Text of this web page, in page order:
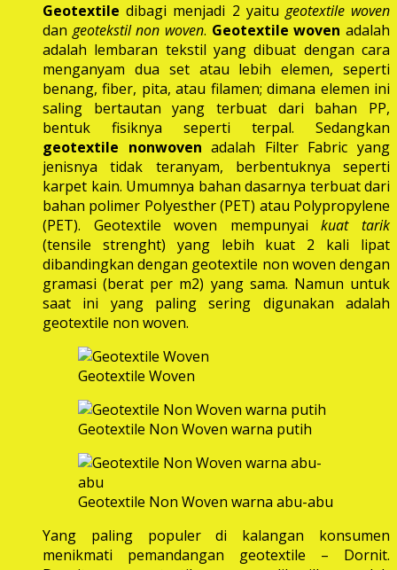
Geotextile dibagi menjadi 2 yaitu geotextile woven
dan geotekstil non woven. Geotextile woven adalah
adalah lembaran tekstil yang dibuat dengan cara
menganyam dua set atau lebih elemen, seperti
benang, fiber, pita, atau filamen; dimana elemen ini
saling bertautan yang terbuat dari bahan PP,
bentuk fisiknya seperti terpal. Sedangkan
geotextile nonwoven adalah Filter Fabric yang
jenisnya tidak teranyam, berbentuknya seperti
karpet kain. Umumnya bahan dasarnya terbuat dari
bahan polimer Polyesther (PET) atau Polypropylene
(PET). Geotextile woven mempunyaikuat tarik
(tensile strenght) yang lebih kuat 2 kali lipat
dibandingkan dengan geotextile non woven dengan
gramasi (berat per m2) yang sama. Namun untuk
saat ini yang paling sering digunakan adalah
geotextile non woven.
Geotextile Woven
Geotextile Non Woven warna putih
Geotextile Non Woven warna abu-abu
Yang paling populer di kalangan konsumen
menikmati pemandangan geotextile – Dornit.